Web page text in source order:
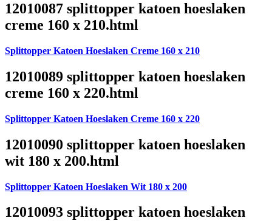
12010087 splittopper katoen hoeslaken
creme 160 x 210.html
Splittopper Katoen Hoeslaken Creme 160 x 210
12010089 splittopper katoen hoeslaken
creme 160 x 220.html
Splittopper Katoen Hoeslaken Creme 160 x 220
12010090 splittopper katoen hoeslaken
wit 180 x 200.html
Splittopper Katoen Hoeslaken Wit 180 x 200
12010093 splittopper katoen hoeslaken